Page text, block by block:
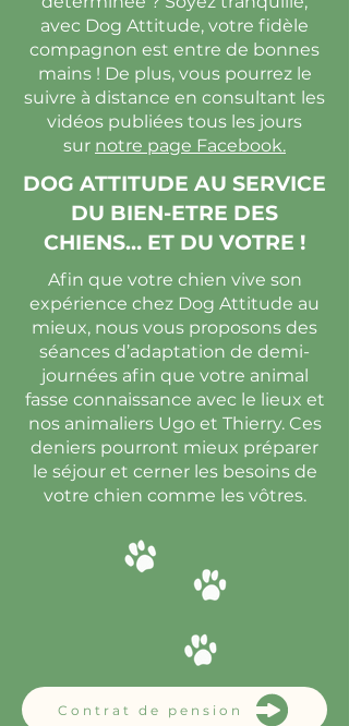
avec Dog Attitude, votre fidèle
compagnon est entre de bonnes
mains ! De plus, vous pourrez le
suivre à distance en consultant les
vidéos publiées tous les jours
sur notre page Facebook.
DOG ATTITUDE AU SERVICE
DU BIEN-ETRE DES
CHIENS… ET DU VOTRE !
Afin que votre chien vive son
expérience chez Dog Attitude au
mieux, nous vous proposons des
séances d’adaptation de demi-
journées afin que votre animal
fasse connaissance avec le lieux et
nos animaliers Ugo et Thierry. Ces
deniers pourront mieux préparer
le séjour et cerner les besoins de
votre chien comme les vôtres.
Contrat de pension